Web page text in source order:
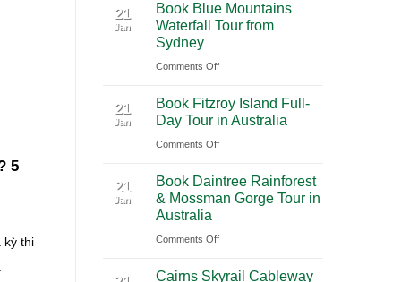
5
kỳ thi
International
Airport
Airport
Guide
|
Chauffeur
Service
with
21
Jan
Book Blue Mountains
Waterfall Tour from
Sydney
Comments Offon
Blue
Mountains
Waterfall
from
Sydney
21
Jan
Book Fitzroy Island Full-
Day Tour in Australia
Comments Offon
Fitzroy
Island
Day
21
Jan
Book Daintree Rainforest
& Mossman Gorge Tour in
Australia
Comments Offon
Daintree
Cairns Skyrail Cableway